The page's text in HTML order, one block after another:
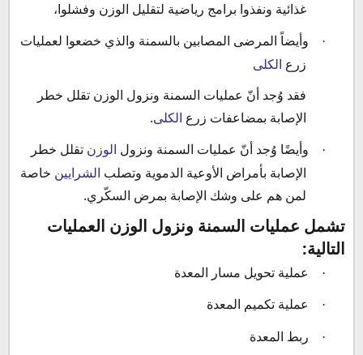
غذائية ونفذوا برامج رياضية لتقليل الوزن وفشلوا،
·
وأيضاً المرضى المصابين بالسمنة والذي خضعوا لعمليات
زرع الكلى
فقد وُجد أنّ عمليات السمنة ونزول الوزن تقلل خطر
الإصابة بمضاعفات زرع الكلى.
· وأيضًا وُجد أنّ عمليات السمنة ونزول الوزن تقلل خطر
الإصابة بأمراض الأوعية الدموية وتصلب الشرايين خاصة
لمن هم على وشك الإصابة بمرض السكّري.
تشمل عمليات السمنة ونزول الوزن العمليات
التالية:
· عملية تحويل مسار المعدة
· عملية تكميم المعدة
· ربط المعدة